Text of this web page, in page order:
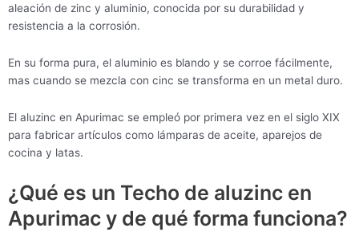
aleación de zinc y aluminio, conocida por su durabilidad y
resistencia a la corrosión.
En su forma pura, el aluminio es blando y se corroe fácilmente,
mas cuando se mezcla con cinc se transforma en un metal duro.
El aluzinc en Apurimac se empleó por primera vez en el siglo XIX
para fabricar artículos como lámparas de aceite, aparejos de
cocina y latas.
¿Qué es un Techo de aluzinc en
Apurimac y de qué forma funciona?